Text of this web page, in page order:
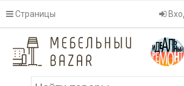
Страницы